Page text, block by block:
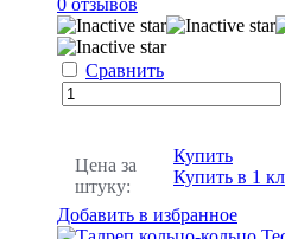
Сравнить
Цена за
штуку:
Купить
Купить в 1
Добавить в избранное